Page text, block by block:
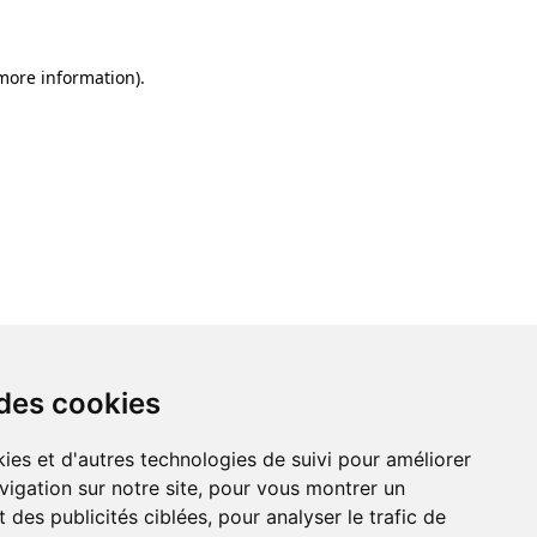
cookies
et d'autres technologies de suivi pour améliorer
sur notre site, pour vous montrer un
des publicités ciblées, pour analyser le trafic de
information).